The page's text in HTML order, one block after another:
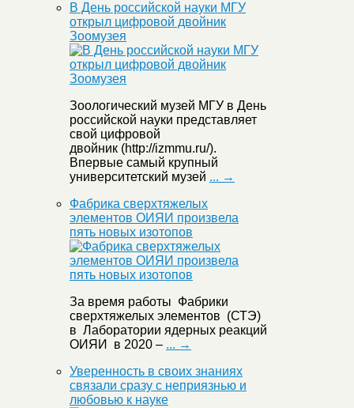
В День российской науки МГУ
открыл цифровой двойник
Зоомузея
Зоологический музей МГУ в День
российской науки представляет
свой цифровой
двойник (http://izmmu.ru/).
Впервые самый крупный
университетский музей ... →
Фабрика сверхтяжелых
элементов ОИЯИ произвела
пять новых изотопов
За время работы Фабрики
сверхтяжелых элементов (СТЭ)
в Лаборатории ядерных реакций
ОИЯИ в 2020 – ... →
Уверенность в своих знаниях
связали сразу с неприязнью и
любовью к науке